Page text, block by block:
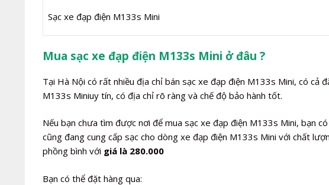
Sạc xe đạp điện M133s Mini
Mua sạc xe đạp điện M133s Mini ở đâu ?
Tại Hà Nội có rất nhiều địa chỉ bán sạc xe đạp điện M133s Mini, có cả
M133s Miniuy tín, có địa chỉ rõ ràng và chế độ bảo hành tốt.
Nếu bạn chưa tìm được nơi để mua sạc xe đạp điện M133s Mini, bạn
cũng đang cung cấp sạc cho dòng xe đạp điện M133s Mini với chất
phồng bình với giá là 280.000
Bạn có thể đặt hàng qua: